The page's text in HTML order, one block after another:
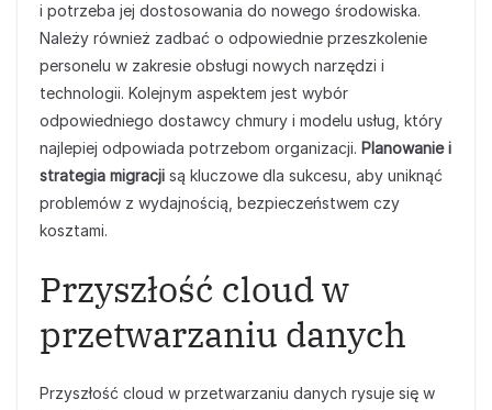
i potrzeba jej dostosowania do nowego środowiska.
Należy również zadbać o odpowiednie przeszkolenie
personelu w zakresie obsługi nowych narzędzi i
technologii. Kolejnym aspektem jest wybór
odpowiedniego dostawcy chmury i modelu usług, który
najlepiej odpowiada potrzebom organizacji. Planowanie i
strategia migracji są kluczowe dla sukcesu, aby uniknąć
problemów z wydajnością, bezpieczeństwem czy
kosztami.
Przyszłość cloud w
przetwarzaniu danych
Przyszłość cloud w przetwarzaniu danych rysuje się w